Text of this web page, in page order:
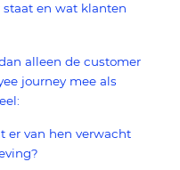
en wat klanten
alleen de customer
journey mee als
er van hen verwacht